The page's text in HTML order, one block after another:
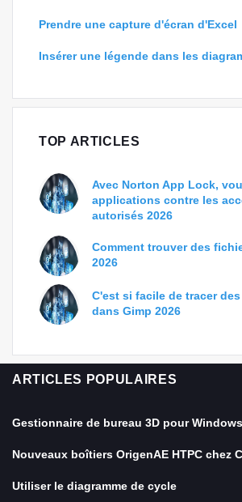
Prendre une capture d'écran d'Excel
Insérer une légende dans les
TOP ARTICLES
Avec Norton App Lock,
applications contre les
autorisés 2026
Comment trouver des
2026
C'est si facile de tracer
dans Gimp 2026
ARTICLES POPULAIRES
Gestionnaire de bureau 3D pour Windows
Nouveaux boîtiers OrigenAE HTPC chez
Utiliser le diagramme de cycle